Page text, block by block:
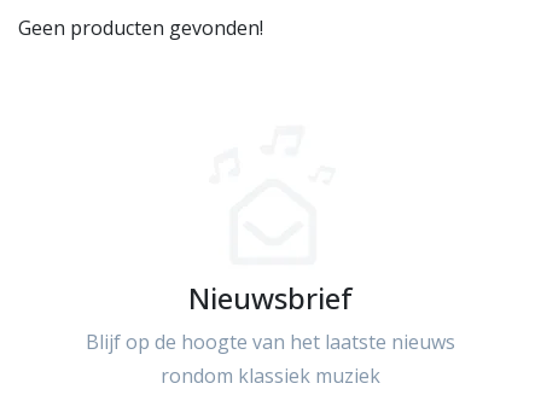
Geen producten gevonden!
Nieuwsbrief
Blijf op de hoogte van het laatste nieuws
rondom klassiek muziek